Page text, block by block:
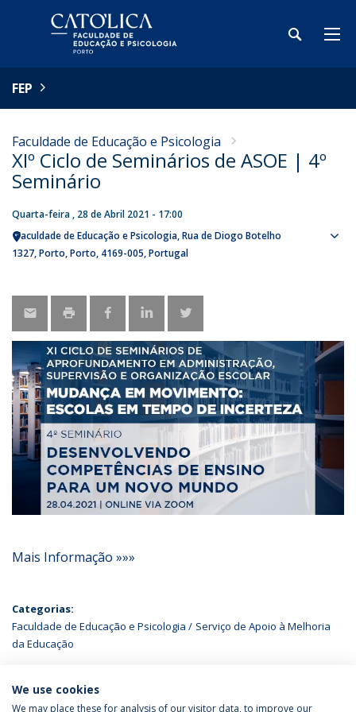
FEP
Faculdade de Educação e Psicologia
XIº Ciclo de Seminários de ASOE | 4º
Seminário
Quarta-feira , 28 de Abril 2021 - 17:00
Faculdade de Educação e Psicologia Rua de Diogo Botelho
1327 Porto Porto 4169-005 Portugal
Mais Informação »»»
Categorias:
Faculdade de Educação e Psicologia
Serviço de Apoio à Melhoria
da Educação
ÚLTIMAS NOTÍCIAS
We use cookies
We may place these for analysis of our visitor data, to improve our